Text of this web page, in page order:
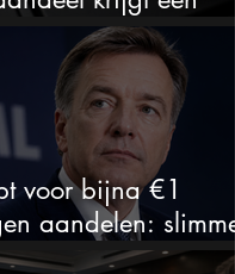
voor bijna €1
aandelen: slimme